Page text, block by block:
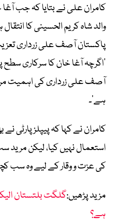
کامران علی نے بتایا کہ جب
والد شاہ کریم الحسینی کا
پاکستان آصف علی زرداری
’اگرچہ آغا خان کا سرکاری سطح
آصف علی زرداری کی اہمیت
ہے‘۔
کامران نے کہا کہ پیپلز پارٹی
استعمال نہیں کیا، لیکن مرید
کی عزت و وقار کے لیے وہ سب
مزید پڑھیں:گلگت بلتستان
ہے؟